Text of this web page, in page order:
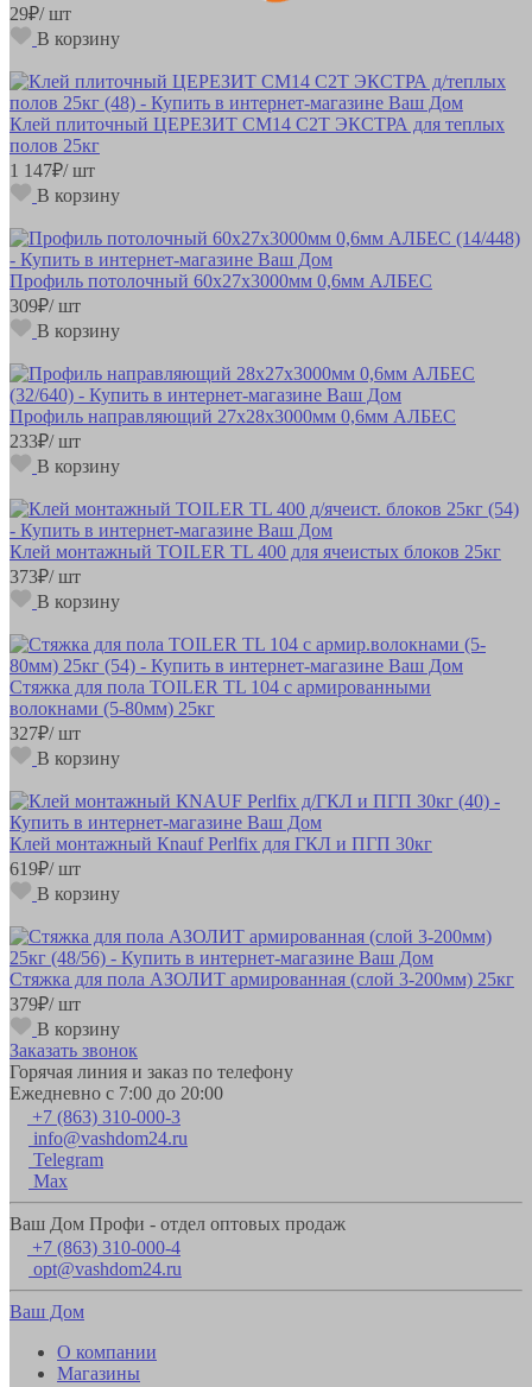
29₽/ шт
В корзину
Клей плиточный ЦЕРЕЗИТ СМ14 C2T ЭКСТРА для теплых
полов 25кг
1 147₽/ шт
В корзину
Профиль потолочный 60х27х3000мм 0,6мм АЛБЕС
309₽/ шт
В корзину
Профиль направляющий 27х28х3000мм 0,6мм АЛБЕС
233₽/ шт
В корзину
Клей монтажный TOILER TL 400 для ячеистых блоков 25кг
373₽/ шт
В корзину
Стяжка для пола TOILER TL 104 с армированными
волокнами (5-80мм) 25кг
327₽/ шт
В корзину
Клей монтажный Кnauf Perlfix для ГКЛ и ПГП 30кг
619₽/ шт
В корзину
Стяжка для пола АЗОЛИТ армированная (слой 3-200мм) 25кг
379₽/ шт
В корзину
Заказать звонок
Горячая линия и заказ по телефону
Ежедневно с 7:00 до 20:00
+7 (863) 310-000-3
info@vashdom24.ru
Telegram
Max
Ваш Дом Профи - отдел оптовых продаж
+7 (863) 310-000-4
opt@vashdom24.ru
Ваш Дом
О компании
Магазины